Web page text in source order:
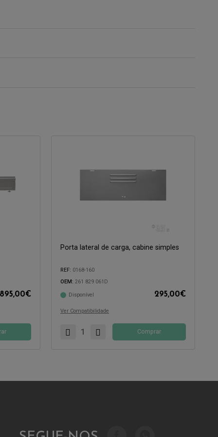
895,00€
Porta lateral de carga, cabine simples
REF: 0168-160
OEM: 261 829 061D
Disponível 295,00€
Ver Compatibilidade
Compatível com:
Comprar